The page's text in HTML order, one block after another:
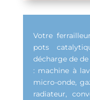
Votre
pots
décharge de
: machine à
micro-onde,
radiateur,